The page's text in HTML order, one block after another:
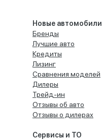
Новые автомобили
Бренды
Лучшие авто
Кредиты
Лизинг
Сравнения моделей
Дилеры
Трейд-ин
Отзывы об авто
Отзывы о дилерах
Сервисы и ТО